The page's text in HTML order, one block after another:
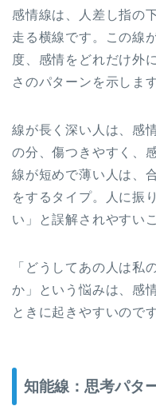
感情線は、人差し指の
走る横線です。この線
度、感情をどれだけ外
さのパターンを示します
線が長く深い人は、感
の分、傷つきやすく、
線が短めで薄い人は、
をするタイプ。人に振
い」と誤解されやすい
「どうしてあの人は私
か」という悩みは、感
ときに起きやすいのです
知能線：思考パタ